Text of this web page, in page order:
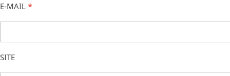
E-MAIL *
SITE